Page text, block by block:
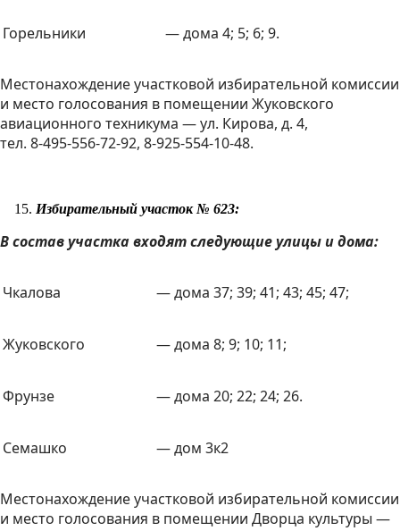
Горельники — дома 4; 5; 6; 9.
Местонахождение участковой избирательной комиссии
и место голосования в помещении Жуковского
авиационного техникума — ул. Кирова, д. 4,
тел. 8-495-556-72-92, 8-925-554-10-48.
Избирательный участок № 623:
В состав участка входят следующие улицы и дома:
Чкалова — дома 37; 39; 41; 43; 45; 47;
Жуковского — дома 8; 9; 10; 11;
Фрунзе — дома 20; 22; 24; 26.
Семашко — дом 3к2
Местонахождение участковой избирательной комиссии
и место голосования в помещении Дворца культуры —